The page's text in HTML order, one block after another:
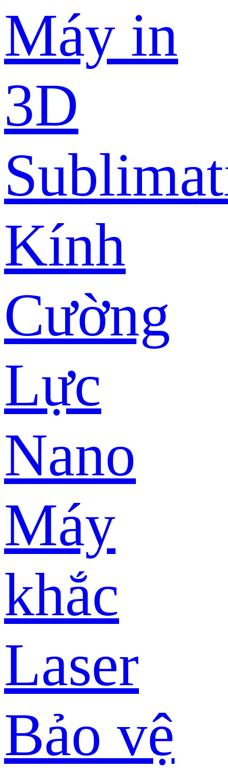
Máy in
3D
Kính
Cường
Lực
Nano
Máy
khắc
Laser
Bảo vệ